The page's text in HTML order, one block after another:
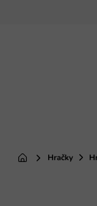
DomovHračky